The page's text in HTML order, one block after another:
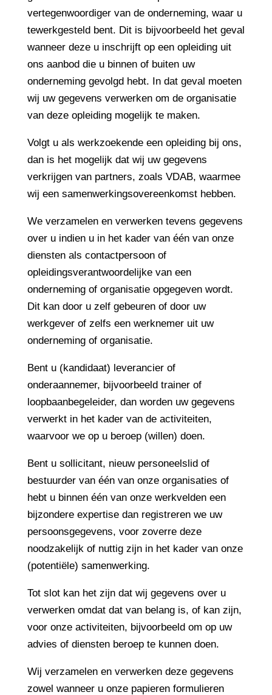
vertegenwoordiger van de onderneming, waar u
tewerkgesteld bent. Dit is bijvoorbeeld het geval
wanneer deze u inschrijft op een opleiding uit
ons aanbod die u binnen of buiten uw
onderneming gevolgd hebt. In dat geval moeten
wij uw gegevens verwerken om de organisatie
van deze opleiding mogelijk te maken.
Volgt u als werkzoekende een opleiding bij ons,
dan is het mogelijk dat wij uw gegevens
verkrijgen van partners, zoals VDAB, waarmee
wij een samenwerkingsovereenkomst hebben.
We verzamelen en verwerken tevens gegevens
over u indien u in het kader van één van onze
diensten als contactpersoon of
opleidingsverantwoordelijke van een
onderneming of organisatie opgegeven wordt.
Dit kan door u zelf gebeuren of door uw
werkgever of zelfs een werknemer uit uw
onderneming of organisatie.
Bent u (kandidaat) leverancier of
onderaannemer, bijvoorbeeld trainer of
loopbaanbegeleider, dan worden uw gegevens
verwerkt in het kader van de activiteiten,
waarvoor we op u beroep (willen) doen.
Bent u sollicitant, nieuw personeelslid of
bestuurder van één van onze organisaties of
hebt u binnen één van onze werkvelden een
bijzondere expertise dan registreren we uw
persoonsgegevens, voor zoverre deze
noodzakelijk of nuttig zijn in het kader van onze
(potentiële) samenwerking.
Tot slot kan het zijn dat wij gegevens over u
verwerken omdat dat van belang is, of kan zijn,
voor onze activiteiten, bijvoorbeeld om op uw
advies of diensten beroep te kunnen doen.
Wij verzamelen en verwerken deze gegevens
zowel wanneer u onze papieren formulieren